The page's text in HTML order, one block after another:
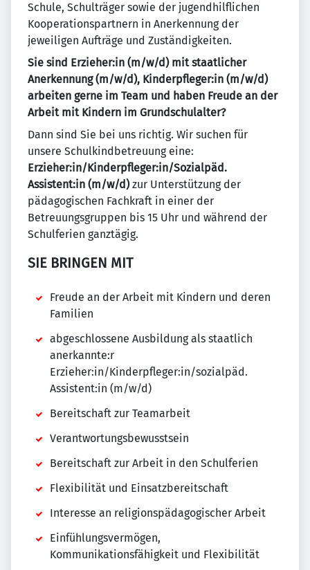
Schule, Schulträger sowie der jugendhilflichen
Kooperationspartnern in Anerkennung der
jeweiligen Aufträge und Zuständigkeiten.
Sie sind Erzieher:in (m/w/d) mit staatlicher
Anerkennung (m/w/d), Kinderpfleger:in (m/w/d)
arbeiten gerne im Team und haben Freude an der
Arbeit mit Kindern im Grundschulalter?
Dann sind Sie bei uns richtig. Wir suchen für
unsere Schulkindbetreuung eine:
Erzieher:in/Kinderpfleger:in/Sozialpäd.
Assistent:in (m/w/d)zur Unterstützung der
pädagogischen Fachkraft in einer der
Betreuungsgruppen bis 15 Uhr und während der
Schulferien ganztägig.
SIE BRINGEN MIT
Freude an der Arbeit mit Kindern und deren
Familien
abgeschlossene Ausbildung als staatlich
anerkannte:r
Erzieher:in/Kinderpfleger:in/sozialpäd.
Assistent:in (m/w/d)
Bereitschaft zur Teamarbeit
Verantwortungsbewusstsein
Bereitschaft zur Arbeit in den Schulferien
Flexibilität und Einsatzbereitschaft
Interesse an religionspädagogischer Arbeit
Einfühlungsvermögen,
Kommunikationsfähigkeit und Flexibilität